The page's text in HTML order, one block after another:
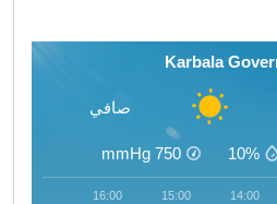
Karbala
صافي
10%
750
mmHg
14:00
15:00
16:00